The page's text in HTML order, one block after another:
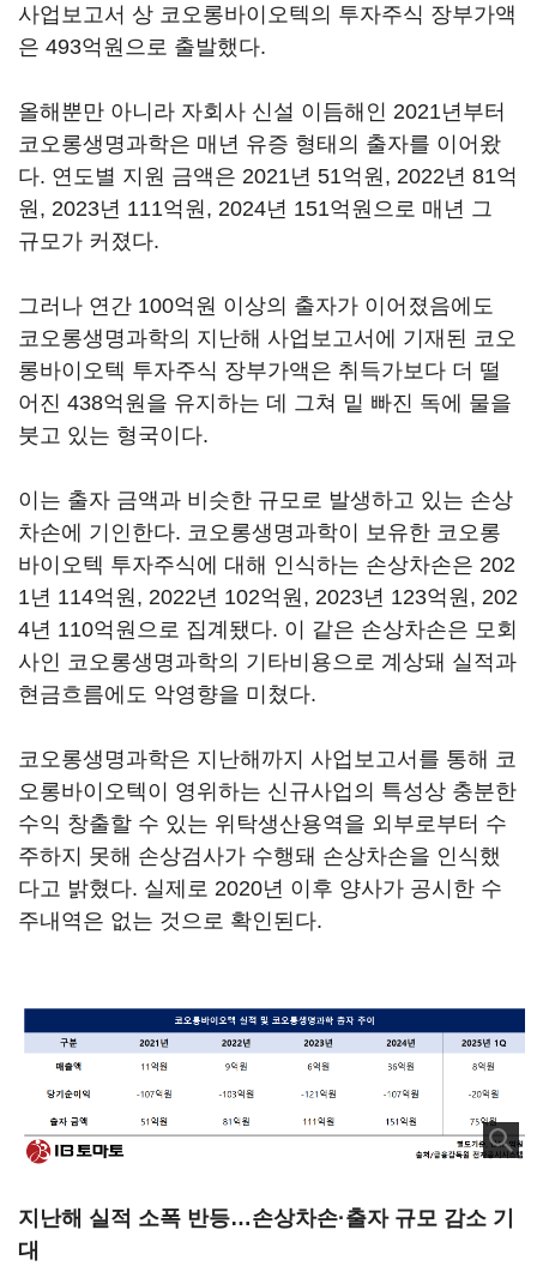
사업보고서 상 코오롱바이오텍의 투자주식 장부가액
은 493억원으로 출발했다.
올해뿐만 아니라 자회사 신설 이듬해인 2021년부터
코오롱생명과학은 매년 유증 형태의 출자를 이어왔
다. 연도별 지원 금액은 2021년 51억원, 2022년 81억
원, 2023년 111억원, 2024년 151억원으로 매년 그
규모가 커졌다.
그러나 연간 100억원 이상의 출자가 이어졌음에도
코오롱생명과학의 지난해 사업보고서에 기재된 코오
롱바이오텍 투자주식 장부가액은 취득가보다 더 떨
어진 438억원을 유지하는 데 그쳐 밑 빠진 독에 물을
붓고 있는 형국이다.
이는 출자 금액과 비슷한 규모로 발생하고 있는 손상
차손에 기인한다. 코오롱생명과학이 보유한 코오롱
바이오텍 투자주식에 대해 인식하는 손상차손은 202
1년 114억원, 2022년 102억원, 2023년 123억원, 202
4년 110억원으로 집계됐다. 이 같은 손상차손은 모회
사인 코오롱생명과학의 기타비용으로 계상돼 실적과
현금흐름에도 악영향을 미쳤다.
코오롱생명과학은 지난해까지 사업보고서를 통해 코
오롱바이오텍이 영위하는 신규사업의 특성상 충분한
수익 창출할 수 있는 위탁생산용역을 외부로부터 수
주하지 못해 손상검사가 수행돼 손상차손을 인식했
다고 밝혔다. 실제로 2020년 이후 양사가 공시한 수
주내역은 없는 것으로 확인된다.
지난해 실적 소폭 반등…손상차손·출자 규모 감소 기
대